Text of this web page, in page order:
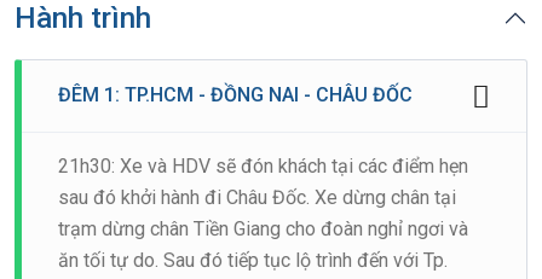
Hành trình
ĐÊM 1: TP.HCM - ĐỒNG NAI - CHÂU ĐỐC
21h30: Xe và HDV sẽ đón khách tại các điểm hẹn
sau đó khởi hành đi Châu Đốc. Xe dừng chân tại
trạm dừng chân Tiền Giang cho đoàn nghỉ ngơi và
ăn tối tự do. Sau đó tiếp tục lộ trình đến với Tp.